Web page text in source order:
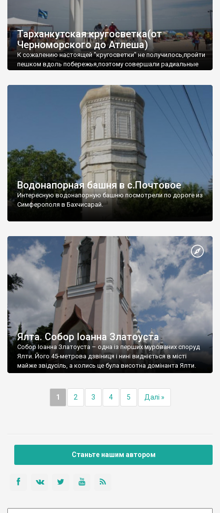
Тарханкутская кругосветка(от
Черноморского до Атлеша)
К сожалению настоящей "кругосветки" не получилось,пройти
пешком вдоль побережья,поэтому совершали радиальные
Водонапорная башня в с.Почтовое
Интересную водонапорную башню посмотрели по дороге из
Симферополя в Бахчисарай.
Ялта. Собор Іоанна Златоуста
Собор Іоанна Златоуста – одна із перших мурованих споруд
Ялти. Його 45-метрова дзвіниця і нині видніється в місті
майже звідусіль, а колись це була висотна домінанта Ялти.
1 2 3 4 5 Далі »
Станьте нашим автором